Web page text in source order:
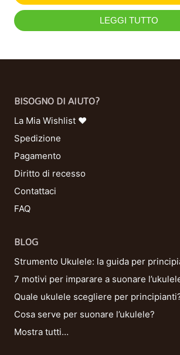
LEGGI TUTTO
BISOGNO DI AIUTO?
La Mia Wishlist ❤
Spedizione
Pagamento
Diritto di recesso
Contattaci
FAQ
BLOG
Strumento Ukulele: la guida per
7 motivi per imparare a suonare
Quale ukulele scegliere per
Cosa serve per suonare l’ukulele?
Mostra tutti…